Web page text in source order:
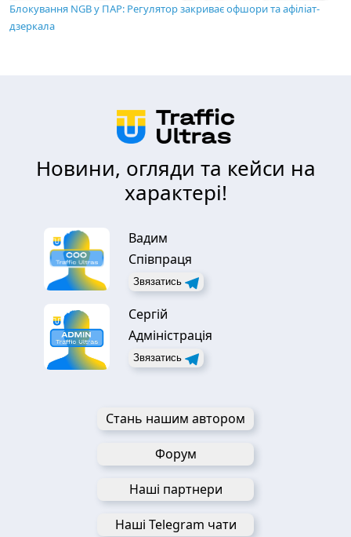
Блокування NGB у ПАР: Регулятор закриває офшори та афіліат-
дзеркала
Новини, огляди та кейси на
характері!
Вадим
Співпраця
Звязатись
Сергій
Адміністрація
Звязатись
Стань нашим автором
Форум
Наші партнери
Наші Telegram чати